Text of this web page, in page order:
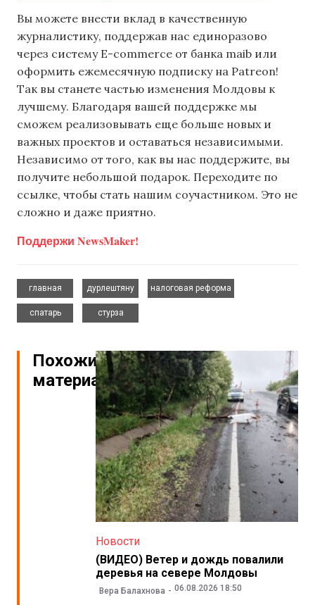
Вы можете внести вклад в качественную
журналистику, поддержав нас единоразово
через систему E-commerce от банка maib или
оформить ежемесячную подписку на Patreon!
Так вы станете частью изменения Молдовы к
лучшему. Благодаря вашей поддержке мы
сможем реализовывать еще больше новых и
важных проектов и оставаться независимыми.
Независимо от того, как вы нас поддержите, вы
получите небольшой подарок. Переходите по
ссылке, чтобы стать нашим соучастником. Это не
сложно и даже приятно.
Поддержи NewsMaker!
главная
дурлештяну
налоговая реформа
спатарь
стурза
Похожие
материалы
Новости
(ВИДЕО) Ветер и дождь повалили
деревья на севере Молдовы
Вера Балахнова 06.08.2026 18:50